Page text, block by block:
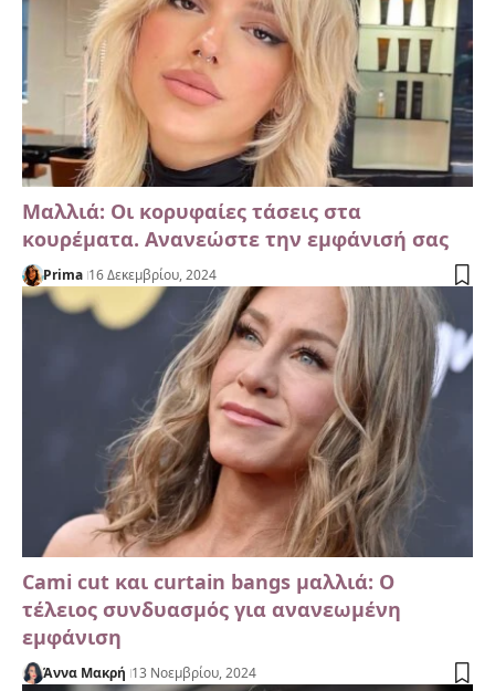
Μαλλιά: Οι κορυφαίες τάσεις στα
κουρέματα. Ανανεώστε την εμφάνισή σας
Prima 16 Δεκεμβρίου, 2024
Cami cut και curtain bangs μαλλιά: Ο
τέλειος συνδυασμός για ανανεωμένη
εμφάνιση
Άννα Μακρή 13 Νοεμβρίου, 2024